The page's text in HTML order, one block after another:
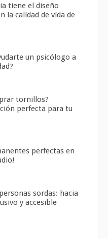
tiene el diseño
la calidad de vida de
un psicólogo a
tornillos?
perfecta para tu
perfectas en
sordas: hacia
y accesible